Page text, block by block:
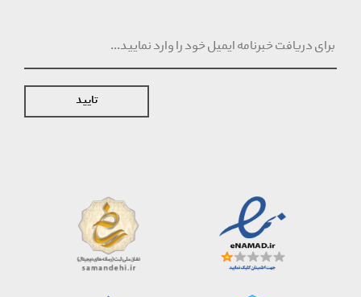
تایید